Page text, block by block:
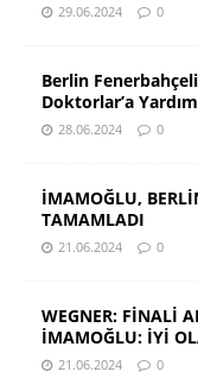
29.06.2024 0
Berlin
Doktorlar’a
28.06.2024 0
İMAMOĞLU,
TAMAMLADI
21.06.2024 0
WEGNER: FİNALİ
İMAMOĞLU: İYİ
21.06.2024 0